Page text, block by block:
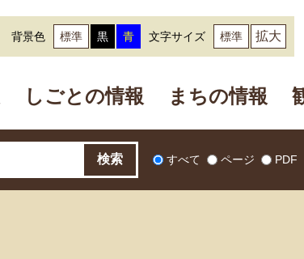
背景色 標準 黒 青 文字サイズ 標準 拡大
しごとの情報 まちの情報
すべて ページ PDF